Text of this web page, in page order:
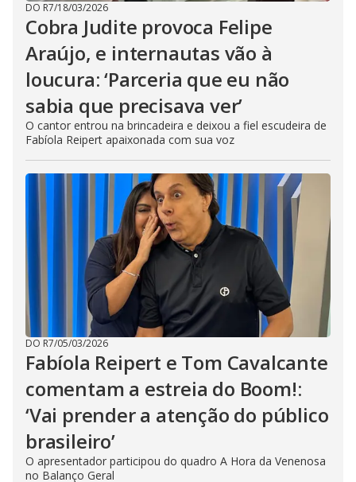
DO R7/18/03/2026
Cobra Judite provoca Felipe
Araújo, e internautas vão à
loucura: ‘Parceria que eu não
sabia que precisava ver’
O cantor entrou na brincadeira e deixou a fiel escudeira de
Fabíola Reipert apaixonada com sua voz
DO R7/05/03/2026
Fabíola Reipert e Tom Cavalcante
comentam a estreia do Boom!:
‘Vai prender a atenção do público
brasileiro’
O apresentador participou do quadro A Hora da Venenosa
no Balanço Geral